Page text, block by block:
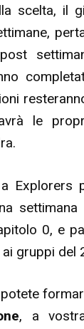
scelta, il
le
Explorers
settimana
0, e
gruppi del
, a